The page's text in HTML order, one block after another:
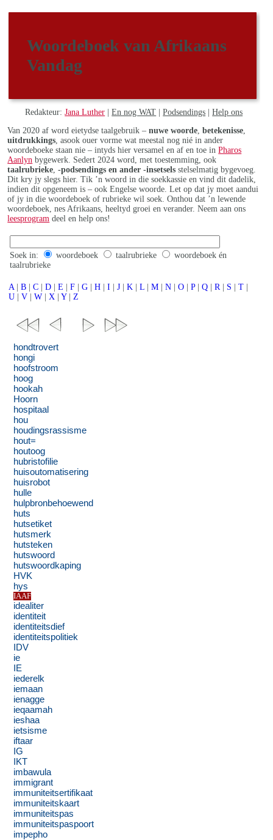
Woordeboek van Afrikaans
Vandag
Redakteur:Jana Luther |En nog WAT |Podsendings |Help ons
Van 2020 af word eietydse taalgebruik –nuwe woorde ,betekenisse
uitdrukkings , asook ouer vorme wat meestal nog nié in ander
woordeboeke staan nie – intyds hier versamel en af en toe inPharos
Aanlyn bygewerk. Sedert 2024 word, met toestemming, ook
taalrubrieke ,-podsendings en ander -insetsels stelselmatig bygevoeg.
Dit kry jy slegs hier. Tik ’n woord in die soekkassie en vind dit dadelik,
indien dit opgeneem is – ook Engelse woorde. Let op dat jy moet aandui
of jy in die woordeboek of rubrieke wil soek. Onthou dat ’n lewende
woordeboek, nes Afrikaans, heeltyd groei en verander. Neem aan ons
leesprogram deel en help ons!
Soek in: woordeboek taalrubrieke
woordeboek én
taalrubrieke
A | B | C | D | E | F | G | H | I | J | K | L | M | N | O | P | Q | R | S | T |
U | V | W | X | Y | Z
hondtrovert
hongi
hoofstroom
hoog
hookah
Hoorn
hospitaal
hou
houdingsrassisme
hout=
houtoog
hubristofilie
huisoutomatisering
huisrobot
hulle
hulpbronbehoewend
huts
hutsetiket
hutsmerk
hutsteken
hutswoord
hutswoordkaping
HVK
hys
IAAF
idealiter
identiteit
identiteitsdief
identiteitspolitiek
IDV
ie
IE
iederelk
iemaan
ienagge
ieqaamah
ieshaa
ietsisme
iftaar
IG
IKT
imbawula
immigrant
immuniteitsertifikaat
immuniteitskaart
immuniteitspas
immuniteitspaspoort
impepho